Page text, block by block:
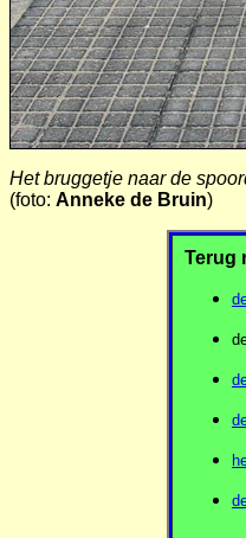
Het bruggetje naar de
(foto: Anneke de Bruin)
Terug